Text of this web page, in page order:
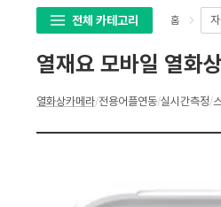
전체 카테고리 홈
열재요 모바일 열화
상
열화상카메라/전용어플연동/실시간측정/